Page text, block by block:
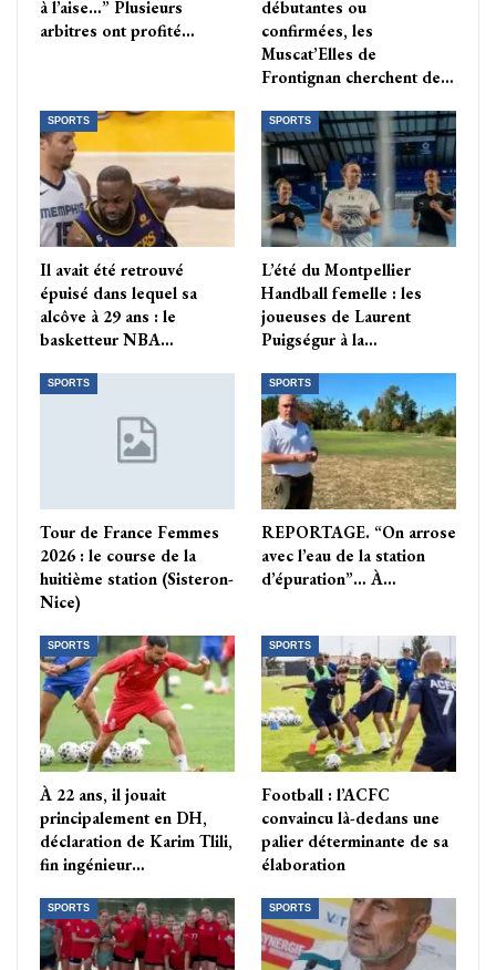
à l’aise…” Plusieurs
arbitres ont profité…
débutantes ou
confirmées, les
Muscat’Elles de
Frontignan cherchent de…
SPORTS
Il avait été retrouvé
épuisé dans lequel sa
alcôve à 29 ans : le
basketteur NBA…
SPORTS
L’été du Montpellier
Handball femelle : les
joueuses de Laurent
Puigségur à la…
SPORTS
Tour de France Femmes
2026 : le course de la
huitième station (Sisteron-
Nice)
SPORTS
REPORTAGE. “On arrose
avec l’eau de la station
d’épuration”… À…
SPORTS
À 22 ans, il jouait
principalement en DH,
déclaration de Karim Tlili,
fin ingénieur…
SPORTS
Football : l’ACFC
convaincu là-dedans une
palier déterminante de sa
élaboration
SPORTS SPORTS